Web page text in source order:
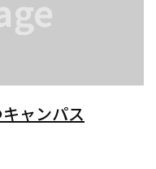
ャンパス